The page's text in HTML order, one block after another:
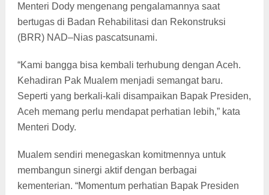
Menteri Dody mengenang pengalamannya saat
bertugas di Badan Rehabilitasi dan Rekonstruksi
(BRR) NAD–Nias pascatsunami.
“Kami bangga bisa kembali terhubung dengan Aceh.
Kehadiran Pak Mualem menjadi semangat baru.
Seperti yang berkali-kali disampaikan Bapak Presiden,
Aceh memang perlu mendapat perhatian lebih,” kata
Menteri Dody.
Mualem sendiri menegaskan komitmennya untuk
membangun sinergi aktif dengan berbagai
kementerian. “Momentum perhatian Bapak Presiden